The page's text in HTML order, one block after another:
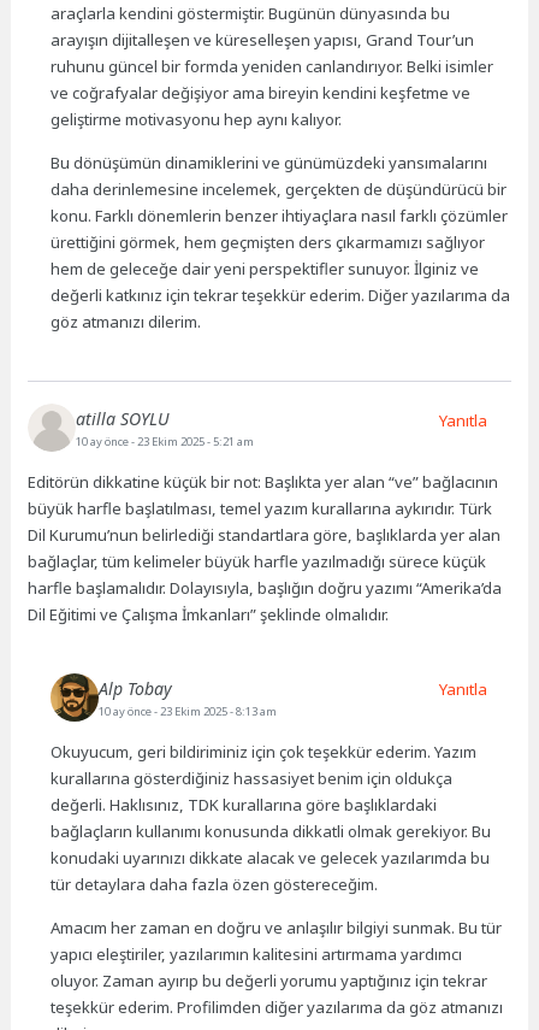
araçlarla kendini göstermiştir. Bugünün dünyasında bu
arayışın dijitalleşen ve küreselleşen yapısı, Grand Tour’un
ruhunu güncel bir formda yeniden canlandırıyor. Belki isimler
ve coğrafyalar değişiyor ama bireyin kendini keşfetme ve
geliştirme motivasyonu hep aynı kalıyor.
Bu dönüşümün dinamiklerini ve günümüzdeki yansımalarını
daha derinlemesine incelemek, gerçekten de düşündürücü bir
konu. Farklı dönemlerin benzer ihtiyaçlara nasıl farklı çözümler
ürettiğini görmek, hem geçmişten ders çıkarmamızı sağlıyor
hem de geleceğe dair yeni perspektifler sunuyor. İlginiz ve
değerli katkınız için tekrar teşekkür ederim. Diğer yazılarıma da
göz atmanızı dilerim.
atilla SOYLU
10 ay önce- 23 Ekim 2025 - 5:21 am
Editörün dikkatine küçük bir not: Başlıkta yer alan “ve” bağlacının
büyük harfle başlatılması, temel yazım kurallarına aykırıdır. Türk
Dil Kurumu’nun belirlediği standartlara göre, başlıklarda yer alan
bağlaçlar, tüm kelimeler büyük harfle yazılmadığı sürece küçük
harfle başlamalıdır. Dolayısıyla, başlığın doğru yazımı “Amerika’da
Dil Eğitimi ve Çalışma İmkanları” şeklinde olmalıdır.
Yanıtla
Alp Tobay
10 ay önce- 23 Ekim 2025 - 8:13 am
Okuyucum, geri bildiriminiz için çok teşekkür ederim. Yazım
kurallarına gösterdiğiniz hassasiyet benim için oldukça
değerli. Haklısınız, TDK kurallarına göre başlıklardaki
bağlaçların kullanımı konusunda dikkatli olmak gerekiyor. Bu
konudaki uyarınızı dikkate alacak ve gelecek yazılarımda bu
tür detaylara daha fazla özen göstereceğim.
Amacım her zaman en doğru ve anlaşılır bilgiyi sunmak. Bu tür
yapıcı eleştiriler, yazılarımın kalitesini artırmama yardımcı
oluyor. Zaman ayırıp bu değerli yorumu yaptığınız için tekrar
teşekkür ederim. Profilimden diğer yazılarıma da göz atmanızı
Yanıtla